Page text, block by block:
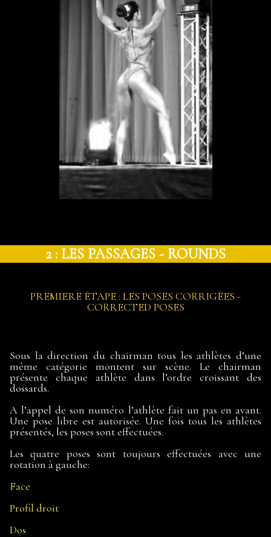
2 : LES PASSAGES - ROUNDS
PREMIERE ÉTAPE : LES POSES CORRIGÉES -
CORRECTED POSES
Sous la direction du chairman tous les athlètes d’une
même catégorie montent sur scène. Le chairman
présente chaque athlète dans l’ordre croissant des
dossards.
A l’appel de son numéro l’athlète fait un pas en avant.
Une pose libre est autorisée. Une fois tous les athlètes
présentés, les poses sont effectuées.
Les quatre poses sont toujours effectuées avec une
rotation à gauche:
Face
Profil droit
Dos